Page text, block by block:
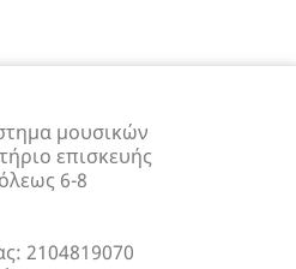
μουσικών
επισκευής
6-8
2104819070